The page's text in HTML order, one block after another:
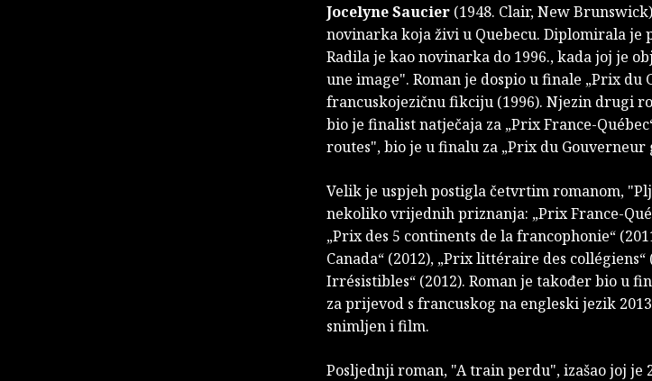
Jocelyne Saucier (1948. Clair, New
novinarka koja živi u Quebecu. Diplomirala je
Radila je kao novinarka do 1996., kada joj je
une image". Roman je dospio u finale „Prix du
francuskojezičnu fikciju (1996). Njezin drugi
bio je finalist natječaja za „Prix France-
routes", bio je u finalu za „Prix du Gouverneur
Velik je uspjeh postigla četvrtim romanom,
nekoliko vrijednih priznanja: „Prix France-
„Prix des 5 continents de la francophonie“
Canada“ (2012), „Prix littéraire des collégiens“
Irrésistibles“ (2012). Roman je također bio u
za prijevod s francuskog na engleski jezik
snimljen i film.
Posljednji roman, "A train perdu", izašao joj je